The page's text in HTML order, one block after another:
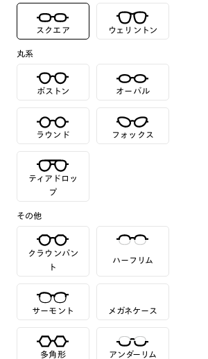
スクエア ウェリントン
丸系
ボストン オーバル
ラウンド フォックス
ティアドロッ
プ
その他
クラウンパン
ト
ハーフリム
サーモント メガネケース
多角形 アンダーリム